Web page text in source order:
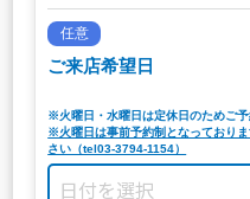
任意
ご来店希望日
※火曜日・水曜日は定休日のためご予
※火曜日は事前予約制となっており
さい（tel03-3794-1154）